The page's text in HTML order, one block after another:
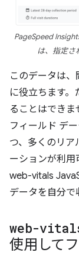
PageSpeed
は、指定さ
このデータは
に役立ちます。
ることはできま
フィールド デ
つ、多くのリア
ーションが利用
web-vitals
データを自分で
web-
使用して